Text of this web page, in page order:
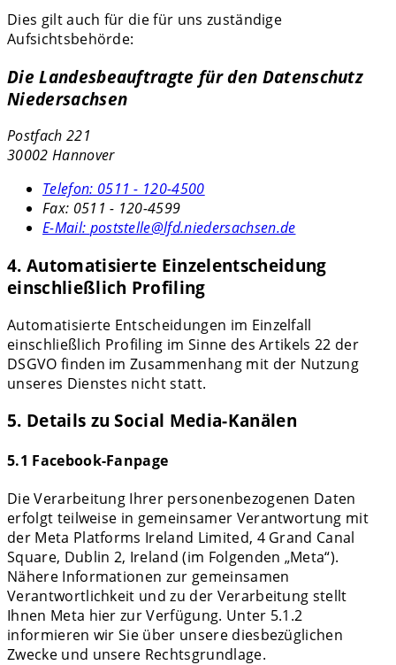
Dies gilt auch für die für uns zuständige
Aufsichtsbehörde:
Die Landesbeauftragte für den Datenschutz
Niedersachsen
Postfach 221
30002 Hannover
Telefon: 0511 - 120-4500
Fax: 0511 - 120-4599
E-Mail: poststelle@lfd.niedersachsen.de
4. Automatisierte Einzelentscheidung
einschließlich Profiling
Automatisierte Entscheidungen im Einzelfall
einschließlich Profiling im Sinne des Artikels 22 der
DSGVO finden im Zusammenhang mit der Nutzung
unseres Dienstes nicht statt.
5. Details zu Social Media-Kanälen
5.1 Facebook-Fanpage
Die Verarbeitung Ihrer personenbezogenen Daten
erfolgt teilweise in gemeinsamer Verantwortung mit
der Meta Platforms Ireland Limited, 4 Grand Canal
Square, Dublin 2, Ireland (im Folgenden „Meta“).
Nähere Informationen zur gemeinsamen
Verantwortlichkeit und zu der Verarbeitung stellt
Ihnen Meta hier zur Verfügung. Unter 5.1.2
informieren wir Sie über unsere diesbezüglichen
Zwecke und unsere Rechtsgrundlage.